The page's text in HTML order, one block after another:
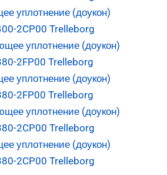
уплотнение (доукон)
2CP00 Trelleborg
уплотнение (доукон)
2FP00 Trelleborg
уплотнение (доукон)
2CP00 Trelleborg